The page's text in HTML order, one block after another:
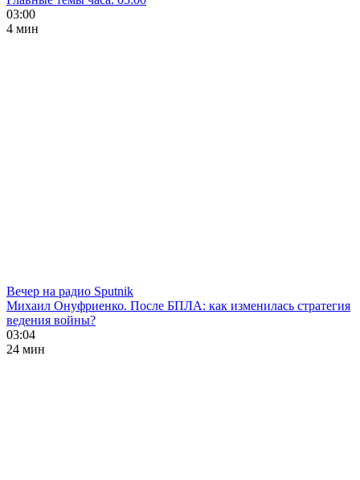
03:00
4 мин
Вечер на радио Sputnik
Михаил Онуфриенко. После БПЛА: как изменилась стратегия
ведения войны?
03:04
24 мин